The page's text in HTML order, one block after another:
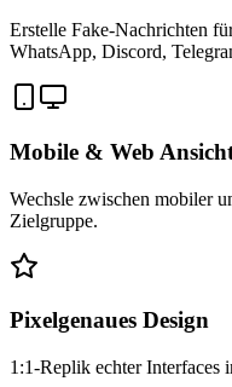
Erstelle Fake-Nachrichten
WhatsApp, Discord,
Mobile & Web
Wechsle zwischen mobiler
Zielgruppe.
Pixelgenaues Design
1:1-Replik echter Interfaces